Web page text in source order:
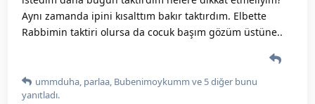
Aynı zamanda ipini kısalttım bakır taktırdım. Elbette
Rabbimin taktiri olursa da cocuk başım gözüm üstüne..
ummduha, parlaa, Bubenimoykumm ve 5diğer bunu
yanıtladı.